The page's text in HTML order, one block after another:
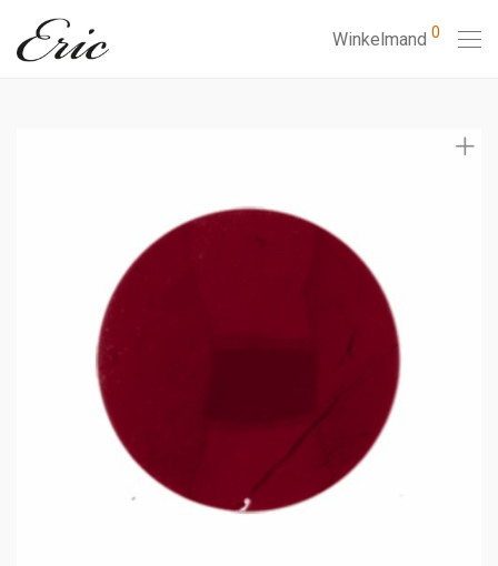
Winkelmand 0